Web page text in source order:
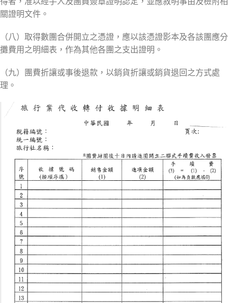
關證明文件。
（八）取得數團合併開立之憑證，應以該憑證影本及各該團應分
攤費用之明細表，作為其他各團之支出證明。
（九）團費折讓或事後退款，以銷貨折讓或銷貨退回之方式處
理。